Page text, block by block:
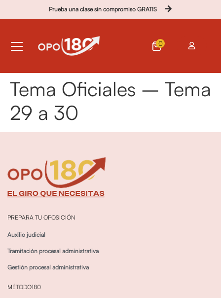
Prueba una clase sin compromiso GRATIS
0
Tema Oficiales – Tema
29 a 30
PREPARA TU OPOSICIÓN
Auxilio judicial
Tramitación procesal administrativa
Gestión procesal administrativa
MÉTODO180